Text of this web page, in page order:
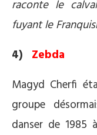
raconte le
fuyant le
4) Zebda
Magyd Cherfi
groupe
danser de 1985